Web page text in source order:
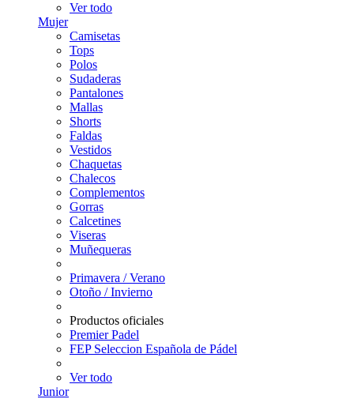
Ver todo
Mujer
Camisetas
Tops
Polos
Sudaderas
Pantalones
Mallas
Shorts
Faldas
Vestidos
Chaquetas
Chalecos
Complementos
Gorras
Calcetines
Viseras
Muñequeras
Primavera / Verano
Otoño / Invierno
Productos oficiales
Premier Padel
FEP Seleccion Española de Pádel
Ver todo
Junior